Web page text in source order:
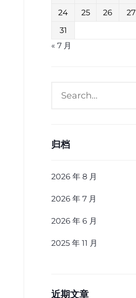
24
25 26 27
31
« 7 月
归档
2026 年 8 月
2026 年 7 月
2026 年 6 月
2025 年 11 月
近期文章